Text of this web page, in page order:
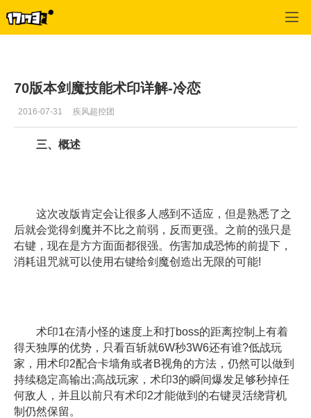
70版本剑魔技能术印详解-冷恋
2016-07-31 疾风超控团
三、概述
这次改版肯定会让很多人感到不适应，但是熟悉了之
后就会觉得剑魔并不比之前弱，反而更强。之前的强只是
右键，现在是方方面面都很强。伤害加成恐怖的前提下，
消耗诅咒就可以使用右键给剑魔创造出无限的可能!
术印1在清小怪的速度上和打boss的距离控制上有着
得天独厚的优势，只看百斩就6W秒3W6还有谁?低战玩
家，用术印2配合卡墙角或者B视角的方法，仍然可以做到
持续稳定高输出;高战玩家，术印3的瞬间爆发足够秒掉任
何敌人，并且以前只有术印2才能做到的右键灵活绕背机
制仍然保留。